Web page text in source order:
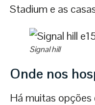
Stadium e as
Signal hill
Onde nos
Há muitas